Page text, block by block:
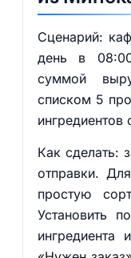
Сценарий:
день в
суммой
списком 5
ингредиентов
Как сделать:
отправки.
простую
Установить
ингредиента